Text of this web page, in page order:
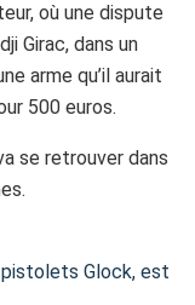
où une dispute
Girac, dans un
arme qu’il aurait
500 euros.
se retrouver dans
pistolets Glock, est